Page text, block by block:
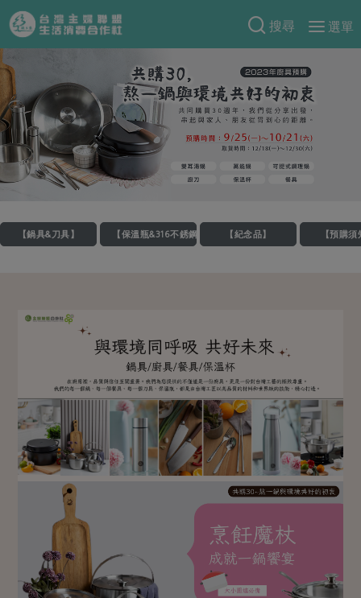
搜尋
選單
產品分類
當季蔬果
一籃菜 當令水果
芽苗類
辛香料類
奶蛋豆・五穀
肉品・水產
水產
水畜加工品
調理食材・點心
調味醬料/南北貨 烘焙
休閒零嘴
保健食品
居家好物
食譜料理
食材
米食
肉食
料理方式
烘焙．點心
醬料
湯品．鍋物
飲品
特別企畫
預購活動
防災用品預購圓滿結束
合作25-經典快閃最後一週
合作25-精選產品第四彈
合作25-精選產品第三彈
更多當季產品
議題活動
主婦聯盟X樂齡網特約優惠案
30%rPET紅烏龍茶
綠主張
觀點文章
主婦食堂 一籃菜真心話
親子食育
關注議題
減硝酸鹽 惜食
非基改運動 支持本土農糧
廢核運動 能源議題
減添加物 減塑減廢
公益金 食農教育
更多議題
關於合作社
合作社組織
產品檢驗
自主把關
檢驗報告
硝酸鹽檢驗
社員權益
合作社法規
【鍋具&刀具】 【保溫瓶&316不銹鋼餐具系列】【紀念品】 【預購須